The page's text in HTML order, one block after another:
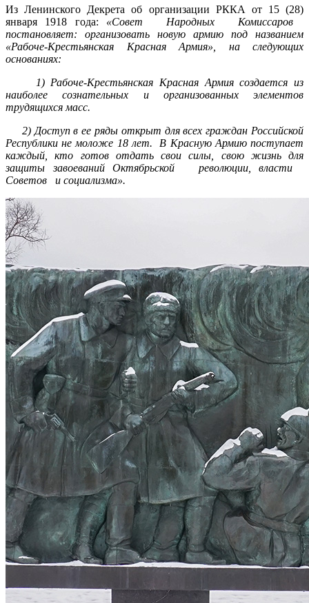
Из Ленинского Декрета об организации РККА от 15 (28)
января 1918 года: «Совет Народных Комиссаров
постановляет: организовать новую армию под названием
«Рабоче-Крестьянская Красная Армия», на следующих
основаниях:
1) Рабоче-Крестьянская Красная Армия создается из
наиболее сознательных и организованных элементов
трудящихся масс.
2) Доступ в ее ряды открыт для всех граждан Российской
Республики не моложе 18 лет. В Красную Армию поступает
каждый, кто готов отдать свои силы, свою жизнь для
защиты завоеваний Октябрьской революции, власти
Советов и социализма».